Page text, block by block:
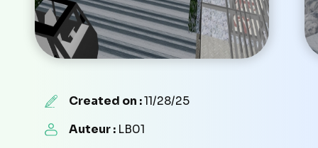
Created on :11/28/25
Auteur : LB01